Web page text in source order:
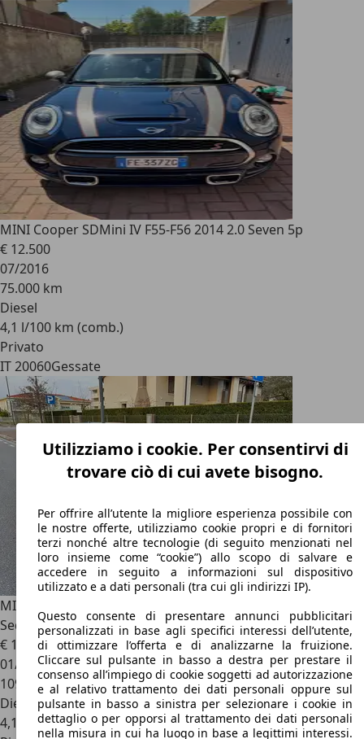
MINI Cooper SDMini IV F55-F56 2014 2.0 Seven 5p
€ 12.500
07/2016
75.000 km
Diesel
4,1 l/100 km (comb.)
Privato
IT 20060Gessate
MINI Cooper SD
Sedili Recaro
€ 11.900
01/2017
109.000 km
Diesel
4,1 l/100 km (comb.)
Utilizziamo i cookie. Per consentirvi di
trovare ciò di cui avete bisogno.
Per offrire all’utente la migliore esperienza possibile con
le nostre offerte, utilizziamo cookie propri e di fornitori
terzi nonché altre tecnologie (di seguito menzionati nel
loro insieme come “cookie”) allo scopo di salvare e
accedere in seguito a informazioni sul dispositivo
utilizzato e a dati personali (tra cui gli indirizzi IP).
Questo consente di presentare annunci pubblicitari
personalizzati in base agli specifici interessi dell’utente,
di ottimizzare l’offerta e di analizzarne la fruizione.
Cliccare sul pulsante in basso a destra per prestare il
consenso all’impiego di cookie soggetti ad autorizzazione
e al relativo trattamento dei dati personali oppure sul
pulsante in basso a sinistra per selezionare i cookie in
dettaglio o per opporsi al trattamento dei dati personali
nella misura in cui ha luogo in base a legittimi interessi.